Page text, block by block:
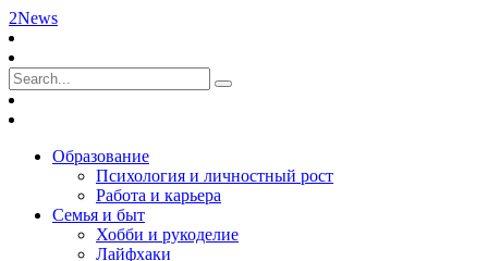
2News
Образование
Психология и личностный рост
Работа и карьера
Семья и быт
Хобби и рукоделие
Лайфхаки